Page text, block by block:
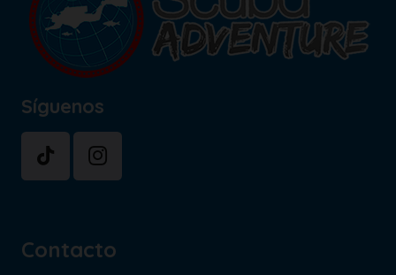
Síguenos
Contacto